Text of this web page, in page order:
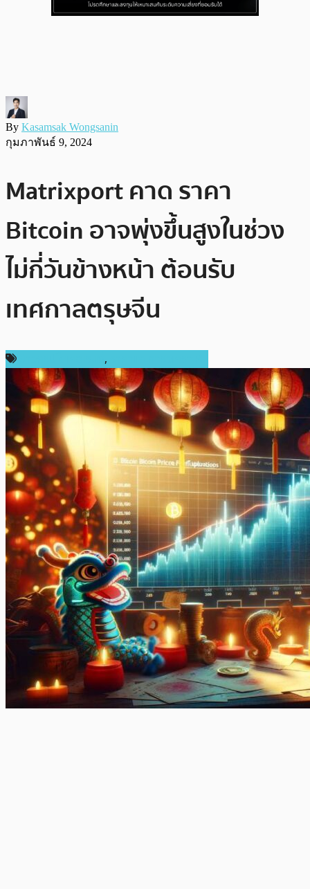
By Kasamsak Wongsanin
กุมภาพันธ์ 9, 2024
Matrixport คาด ราคา
Bitcoin อาจพุ่งขึ้นสูงในช่วง
ไม่กี่วันข้างหน้า ต้อนรับ
เทศกาลตรุษจีน
,